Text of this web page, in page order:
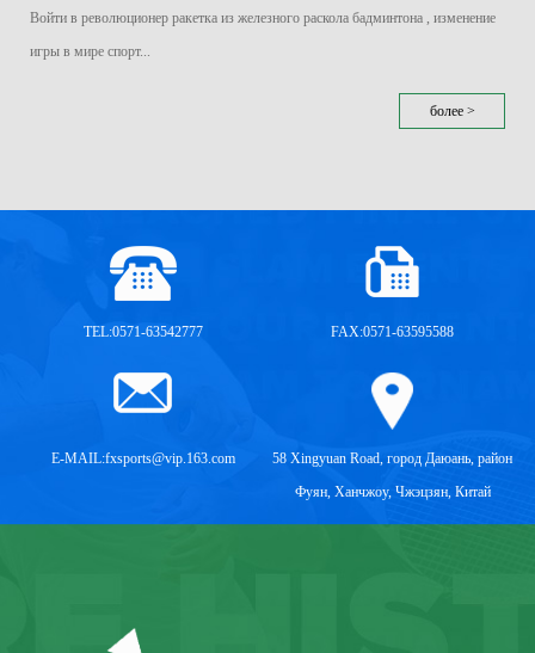
Войти в революционер ракетка из железного раскола бадминтона , изменение
игры в мире спорт...
более >
TEL:0571-63542777 FAX:0571-63595588
E-MAIL:fxsports@vip.163.com
58 Xingyuan Road, город Даюань, район
Фуян, Ханчжоу, Чжэцзян, Китай